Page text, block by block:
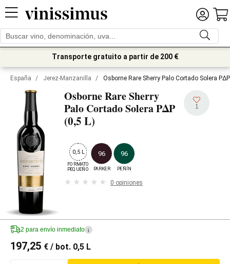
Transporte gratuito a partir de 200 €
España / Jerez-Manzanilla / Osborne Rare Sherry Palo Cortado Solera
Osborne Rare Sherry
Palo Cortado Solera PΔP
(0,5 L)
1
0,5 L
FORMATO
PEQUEÑO
96
PARKER
96
PEÑÍN
0 opiniones
2 para envío inmediato i
197,25 € / bot. 0,5 L